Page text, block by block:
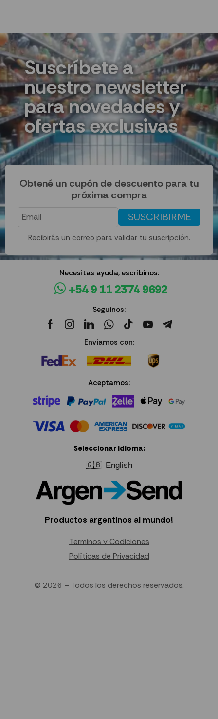
Suscríbete a
nuestro newsletter
para novedades y
ofertas exclusivas
Obtené un cupón de descuento para tu
próxima compra
SUSCRIBIRME
Recibirás un correo para validar tu suscripción.
Necesitas ayuda, escribinos:
+54 9 11 2374 9692
Seguinos:
Enviamos con:
Aceptamos:
Seleccionar idioma:
🇬🇧 English
Productos argentinos al mundo!
Terminos y Codiciones
Políticas de Privacidad
© 2026 – Todos los derechos reservados.